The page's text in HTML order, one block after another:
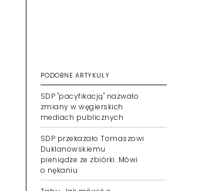
PODOBNE ARTYKUŁY
SDP "pacyfikacją" nazwało
zmiany w węgierskich
mediach publicznych
SDP przekazało Tomaszowi
Duklanowskiemu
pieniądze ze zbiórki. Mówi
o nękaniu